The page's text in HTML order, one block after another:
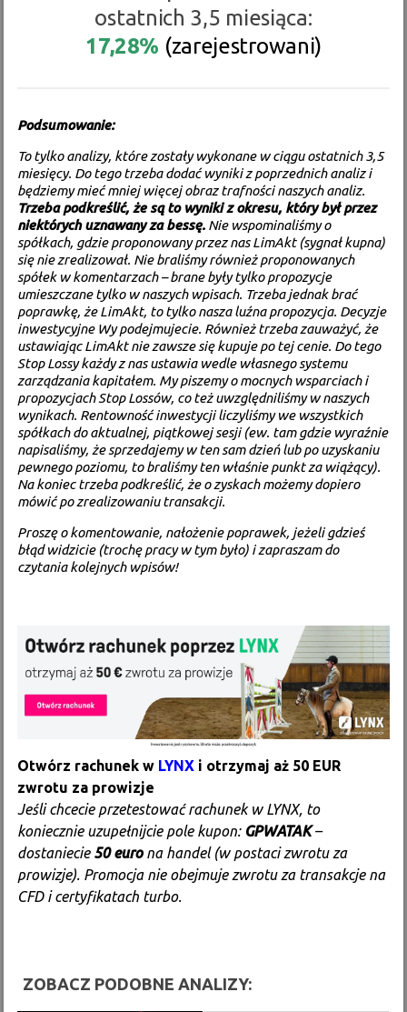
ostatnich 3,5 miesiąca:
17,28% (zarejestrowani)
Podsumowanie:
To tylko analizy, które zostały wykonane w ciągu ostatnich 3,5
miesięcy. Do tego trzeba dodać wyniki z poprzednich analiz i
będziemy mieć mniej więcej obraz trafności naszych analiz.
Trzeba podkreślić, że są to wyniki z okresu, który był przez
niektórych uznawany za bessę. Nie wspominaliśmy o
spółkach, gdzie proponowany przez nas LimAkt (sygnał kupna)
się nie zrealizował. Nie braliśmy również proponowanych
spółek w komentarzach – brane były tylko propozycje
umieszczane tylko w naszych wpisach. Trzeba jednak brać
poprawkę, że LimAkt, to tylko nasza luźna propozycja. Decyzje
inwestycyjne Wy podejmujecie. Również trzeba zauważyć, że
ustawiając LimAkt nie zawsze się kupuje po tej cenie. Do tego
Stop Lossy każdy z nas ustawia wedle własnego systemu
zarządzania kapitałem. My piszemy o mocnych wsparciach i
propozycjach Stop Lossów, co też uwzględniliśmy w naszych
wynikach. Rentowność inwestycji liczyliśmy we wszystkich
spółkach do aktualnej, piątkowej sesji (ew. tam gdzie wyraźnie
napisaliśmy, że sprzedajemy w ten sam dzień lub po uzyskaniu
pewnego poziomu, to braliśmy ten właśnie punkt za wiążący).
Na koniec trzeba podkreślić, że o zyskach możemy dopiero
mówić po zrealizowaniu transakcji.
Proszę o komentowanie, nałożenie poprawek, jeżeli gdzieś
błąd widzicie (trochę pracy w tym było) i zapraszam do
czytania kolejnych wpisów!
Otwórz rachunek w LYNX i otrzymaj aż 50 EUR
zwrotu za prowizje
Jeśli chcecie przetestować rachunek w LYNX, to
koniecznie uzupełnijcie pole kupon: GPWATAK–
dostaniecie 50 eurona handel (w postaci zwrotu za
prowizje). Promocja nie obejmuje zwrotu za transakcje na
CFD i certyfikatach turbo.
ZOBACZ PODOBNE ANALIZY: